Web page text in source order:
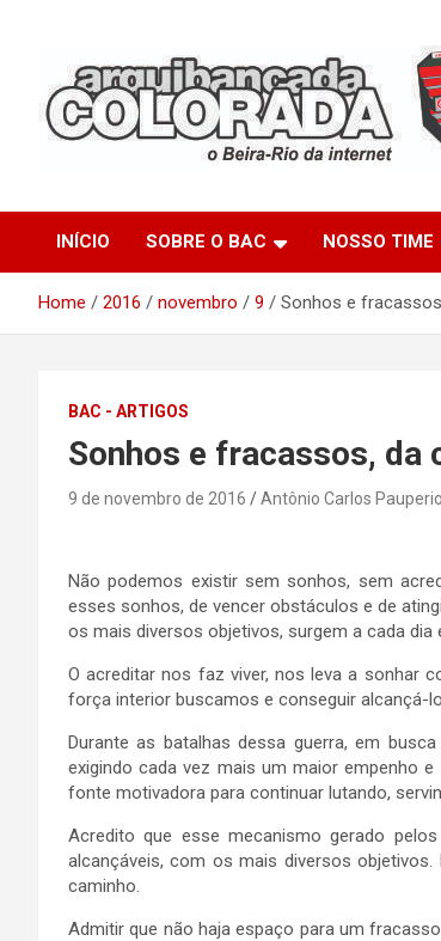
Arquibancada
INÍCIO SOBRE O BAC NOSSO TIME
Home 2016 novembro 9 Sonhos e
BAC - ARTIGOS
Sonhos e fracassos, da
9 de novembro de 2016 Antônio Carlos Pauperio
Não podemos existir sem sonhos, sem
esses sonhos, de vencer obstáculos e de
os mais diversos objetivos, surgem a cada
O acreditar nos faz viver, nos leva a sonhar
força interior buscamos e conseguir alcançá-
Durante as batalhas dessa guerra, em
exigindo cada vez mais um maior empenho
fonte motivadora para continuar lutando,
Acredito que esse mecanismo gerado
alcançáveis, com os mais diversos
caminho.
Admitir que não haja espaço para um